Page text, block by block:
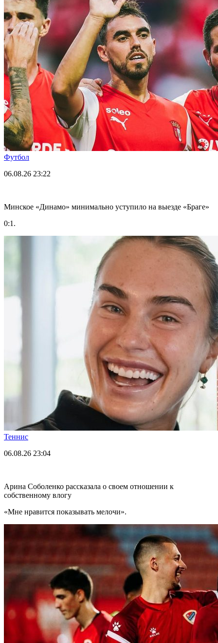
Футбол
06.08.26 23:22
Минское «Динамо» минимально уступило на выезде «Браге»
0:1.
Теннис
06.08.26 23:04
Арина Соболенко рассказала о своем отношении к
собственному влогу
«Мне нравится показывать мелочи».